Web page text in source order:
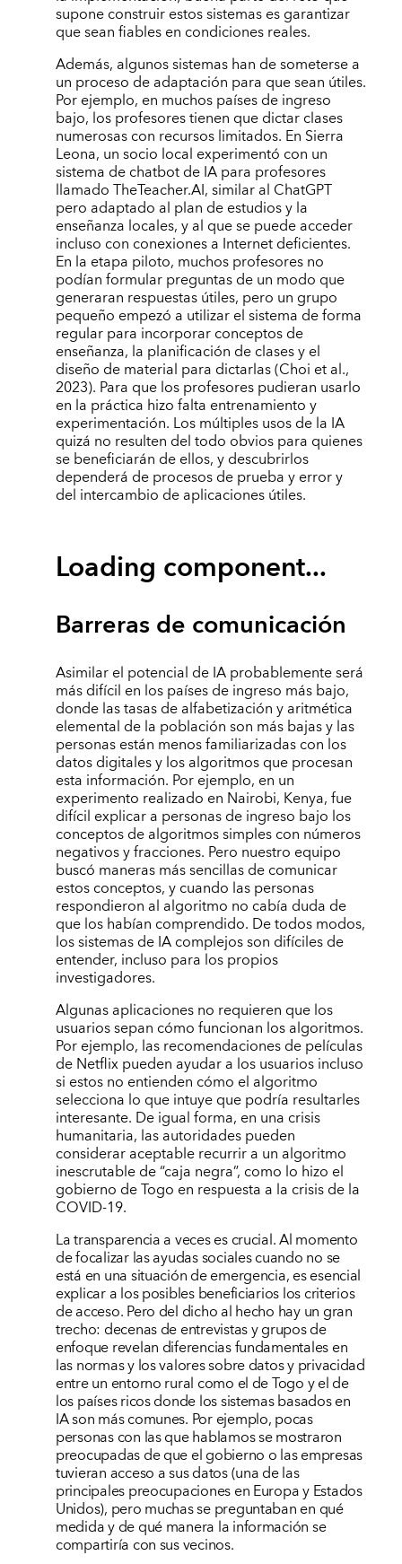
supone construir estos sistemas es garantizar
que sean fiables en condiciones reales.
Además, algunos sistemas han de someterse a
un proceso de adaptación para que sean útiles.
Por ejemplo, en muchos países de ingreso
bajo, los profesores tienen que dictar clases
numerosas con recursos limitados. En Sierra
Leona, un socio local experimentó con un
sistema de chatbot de IA para profesores
llamado TheTeacher.AI, similar al ChatGPT
pero adaptado al plan de estudios y la
enseñanza locales, y al que se puede acceder
incluso con conexiones a Internet deficientes.
En la etapa piloto, muchos profesores no
podían formular preguntas de un modo que
generaran respuestas útiles, pero un grupo
pequeño empezó a utilizar el sistema de forma
regular para incorporar conceptos de
enseñanza, la planificación de clases y el
diseño de material para dictarlas (Choi et al.,
2023). Para que los profesores pudieran usarlo
en la práctica hizo falta entrenamiento y
experimentación. Los múltiples usos de la IA
quizá no resulten del todo obvios para quienes
se beneficiarán de ellos, y descubrirlos
dependerá de procesos de prueba y error y
del intercambio de aplicaciones útiles.
Loading component...
Barreras de comunicación
Asimilar el potencial de IA probablemente será
más difícil en los países de ingreso más bajo,
donde las tasas de alfabetización y aritmética
elemental de la población son más bajas y las
personas están menos familiarizadas con los
datos digitales y los algoritmos que procesan
esta información. Por ejemplo, en un
experimento realizado en Nairobi, Kenya, fue
difícil explicar a personas de ingreso bajo los
conceptos de algoritmos simples con números
negativos y fracciones. Pero nuestro equipo
buscó maneras más sencillas de comunicar
estos conceptos, y cuando las personas
respondieron al algoritmo no cabía duda de
que los habían comprendido. De todos modos,
los sistemas de IA complejos son difíciles de
entender, incluso para los propios
investigadores.
Algunas aplicaciones no requieren que los
usuarios sepan cómo funcionan los algoritmos.
Por ejemplo, las recomendaciones de películas
de Netflix pueden ayudar a los usuarios incluso
si estos no entienden cómo el algoritmo
selecciona lo que intuye que podría resultarles
interesante. De igual forma, en una crisis
humanitaria, las autoridades pueden
considerar aceptable recurrir a un algoritmo
inescrutable de “caja negra”, como lo hizo el
gobierno de Togo en respuesta a la crisis de la
COVID-19.
La transparencia a veces es crucial. Al momento
de focalizar las ayudas sociales cuando no se
está en una situación de emergencia, es esencial
explicar a los posibles beneficiarios los criterios
de acceso. Pero del dicho al hecho hay un gran
trecho: decenas de entrevistas y grupos de
enfoque revelan diferencias fundamentales en
las normas y los valores sobre datos y privacidad
entre un entorno rural como el de Togo y el de
los países ricos donde los sistemas basados en
IA son más comunes. Por ejemplo, pocas
personascon las que hablamosse mostraron
preocupadas de que el gobierno o las empresas
tuvieran acceso a sus datos (una de las
principales preocupaciones en Europa y Estados
Unidos), pero muchas se preguntaban en qué
medida y de qué manera la información se
compartiría con sus vecinos.